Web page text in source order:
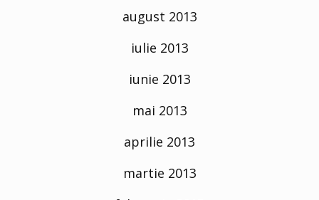
august 2013
iulie 2013
iunie 2013
mai 2013
aprilie 2013
martie 2013